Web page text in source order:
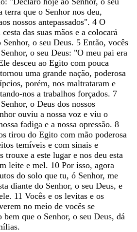
terra que o Senhor nos deu,
nossos antepassados". 4 O
cesta das suas mãos e a colocará
Senhor, o seu Deus. 5 Então, vocês
Senhor, o seu Deus: "O meu pai era
desceu ao Egito com pouca
tornou uma grande nação, poderosa
, porém, nos maltrataram e
nos a trabalhos forçados. 7
Senhor, o Deus dos nossos
ouviu a nossa voz e viu o
fadiga e a nossa opressão. 8
tirou do Egito com mão poderosa
temíveis e com sinais e
trouxe a este lugar e nos deu esta
leite e mel. 10 Por isso, agora
do solo que tu, ó Senhor, me
diante do Senhor, o seu Deus, e
. 11 Vocês e os levitas e os
no meio de vocês se
bem que o Senhor, o seu Deus, dá
.